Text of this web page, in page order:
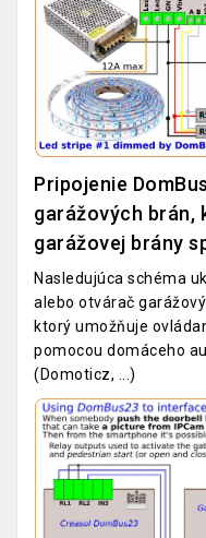
Pripojenie
garážových brán,
garážovej brány
Nasledujúca schéma
alebo otvárač
ktorý umožňuje
pomocou domáceho
(Domoticz, ...)